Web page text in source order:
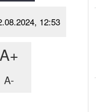
12:53
A+
A-